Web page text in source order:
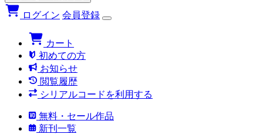
ログイン 会員登録
カート
初めての方
お知らせ
閲覧履歴
シリアルコードを利用する
無料・セール作品
新刊一覧